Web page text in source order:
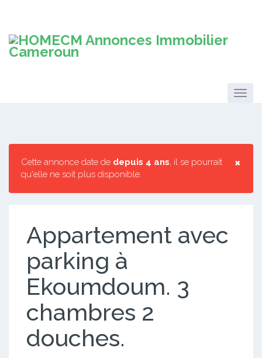
×
Cette annonce date de depuis 4 ans, il se pourrait
qu'elle ne soit plus disponible.
Appartement avec
parking à
Ekoumdoum. 3
chambres 2
douches.